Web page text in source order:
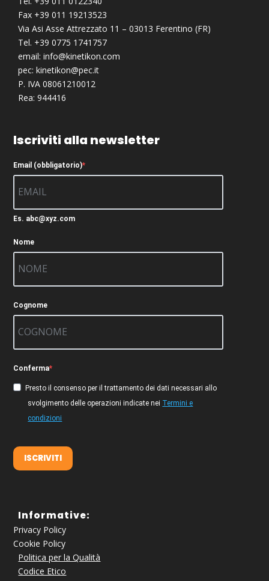
Fax +39 011 19213523
Via Asi Asse Attrezzato 11 – 03013 Ferentino (FR)
Tel. +39 0775 1741757
email:info@kinetikon.com
pec:kinetikon@pec.it
P. IVA 08061210012
Rea: 944416
Iscriviti alla newsletter
Email (obbligatorio)
Es. abc@xyz.com
Nome
Cognome
Conferma
Presto il consenso per il trattamento dei dati necessari allo
svolgimento delle operazioni indicate nei Termini e
condizioni
ISCRIVITI
Informative:
Privacy Policy
Cookie Policy
Politica per la Qualità
Codice Etico